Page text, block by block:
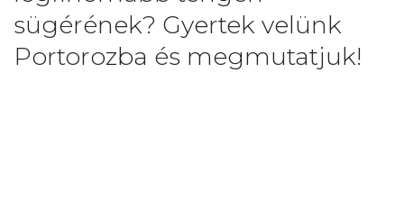
sügérének? Gyertek velünk
Portorozba és megmutatjuk!